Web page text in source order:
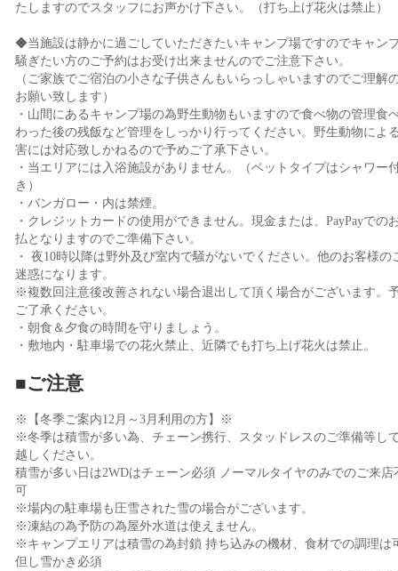
たしますのでスタッフにお声かけ下さい。（打ち上げ花火は禁止）
◆当施設は静かに過ごしていただきたいキャンプ場ですのでキャン
騒ぎたい方のご予約はお受け出来ませんのでご注意下さい。
（ご家族でご宿泊の小さな子供さんもいらっしゃいますのでご理解
お願い致します）
・山間にあるキャンプ場の為野生動物もいますので食べ物の管理食
わった後の残飯など管理をしっかり行ってください。野生動物によ
害には対応致しかねるので予めご了承下さい。
・当エリアには入浴施設がありません。（ベットタイプはシャワー
き）
・バンガロー・内は禁煙。
・クレジットカードの使用ができません。現金または、PayPayでの
払となりますのでご準備下さい。
・ 夜10時以降は野外及び室内で騒がないでください。他のお客様の
迷惑になります。
※複数回注意後改善されない場合退出して頂く場合がございます。
ご了承ください。
・朝食＆夕食の時間を守りましょう。
・敷地内・駐車場での花火禁止、近隣でも打ち上げ花火は禁止。
■ご注意
※【冬季ご案内12月～3月利用の方】※
※冬季は積雪が多い為、チェーン携行、スタッドレスのご準備等し
越しください。
積雪が多い日は2WDはチェーン必須 ノーマルタイヤのみでのご来店
可
※場内の駐車場も圧雪された雪の場合がございます。
※凍結の為予防の為屋外水道は使えません。
※キャンプエリアは積雪の為封鎖 持ち込みの機材、食材での調理は
但し雪かき必須